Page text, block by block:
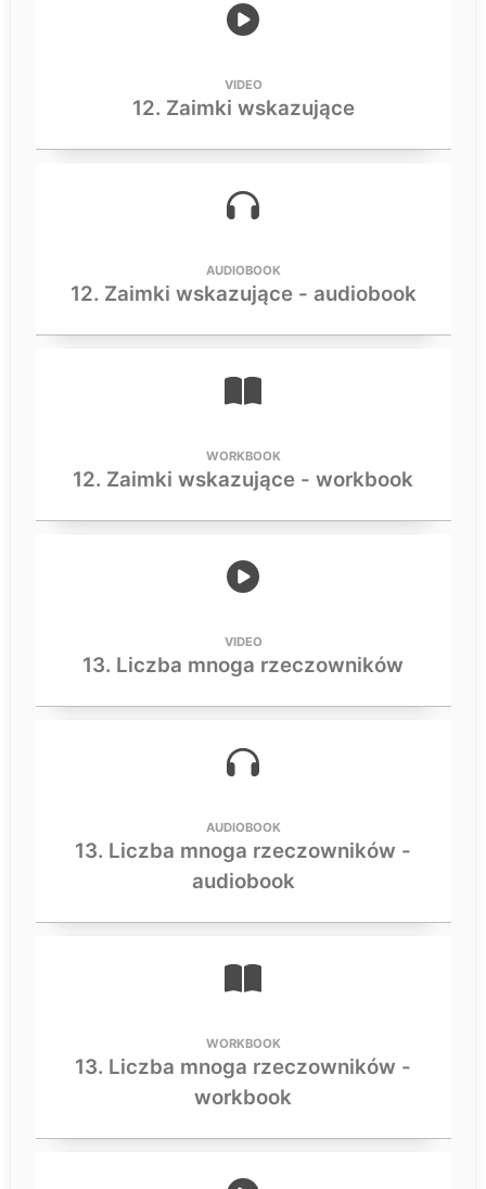
VIDEO
12. Zaimki wskazujące
AUDIOBOOK
12. Zaimki wskazujące - audiobook
WORKBOOK
12. Zaimki wskazujące - workbook
VIDEO
13. Liczba mnoga rzeczowników
AUDIOBOOK
13. Liczba mnoga rzeczowników -
audiobook
WORKBOOK
13. Liczba mnoga rzeczowników -
workbook